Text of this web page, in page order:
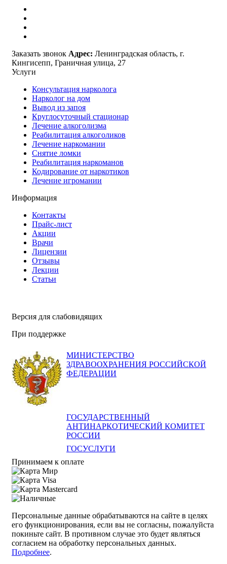
Заказать звонок Адрес: Ленинградская область, г.
Кингисепп, Граничная улица, 27
Услуги
Консультация нарколога
Нарколог на дом
Вывод из запоя
Круглосуточный стационар
Лечение алкоголизма
Реабилитация алкоголиков
Лечение наркомании
Снятие ломки
Реабилитация наркоманов
Кодирование от наркотиков
Лечение игромании
Информация
Контакты
Прайс-лист
Акции
Врачи
Лицензии
Отзывы
Лекции
Статьи
Версия для слабовидящих
При поддержке
МИНИСТЕРСТВО
ЗДРАВООХРАНЕНИЯ РОССИЙСКОЙ
ФЕДЕРАЦИИ
ГОСУДАРСТВЕННЫЙ
АНТИНАРКОТИЧЕСКИЙ КОМИТЕТ
РОССИИ
ГОСУСЛУГИ
Принимаем к оплате
Персональные данные обрабатываются на сайте в целях
его функционирования, если вы не согласны, пожалуйста
покиньте сайт. В противном случае это будет являться
согласием на обработку персональных данных.
Подробнее.